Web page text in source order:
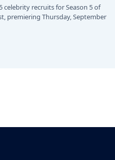
celebrity recruits for Season 5 of
premiering Thursday, September